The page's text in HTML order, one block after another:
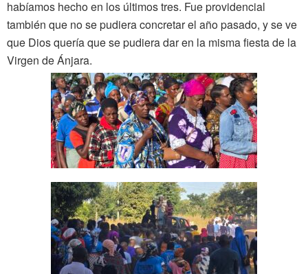
habíamos hecho en los últimos tres. Fue providencial
también que no se pudiera concretar el año pasado, y se ve
que Dios quería que se pudiera dar en la misma fiesta de la
Virgen de Ánjara.